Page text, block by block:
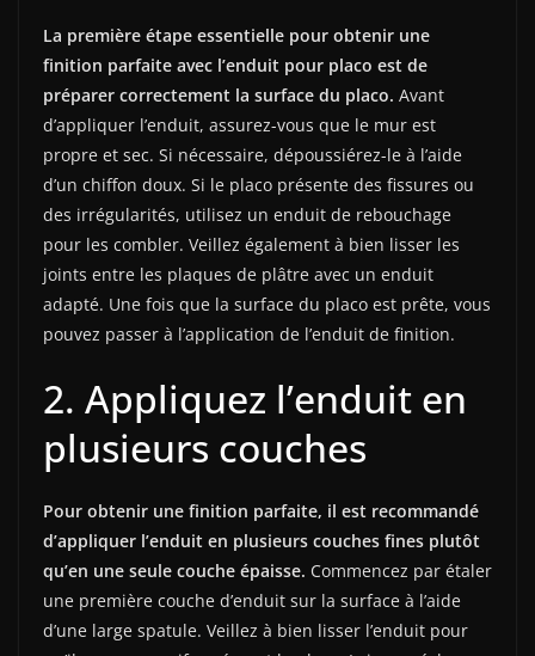
La première étape essentielle pour obtenir une
finition parfaite avec l’enduit pour placo est de
préparer correctement la surface du placo. Avant
d’appliquer l’enduit, assurez-vous que le mur est
propre et sec. Si nécessaire, dépoussiérez-le à l’aide
d’un chiffon doux. Si le placo présente des fissures ou
des irrégularités, utilisez un enduit de rebouchage
pour les combler. Veillez également à bien lisser les
joints entre les plaques de plâtre avec un enduit
adapté. Une fois que la surface du placo est prête, vous
pouvez passer à l’application de l’enduit de finition.
2. Appliquez l’enduit en
plusieurs couches
Pour obtenir une finition parfaite, il est recommandé
d’appliquer l’enduit en plusieurs couches fines plutôt
qu’en une seule couche épaisse. Commencez par étaler
une première couche d’enduit sur la surface à l’aide
d’une large spatule. Veillez à bien lisser l’enduit pour